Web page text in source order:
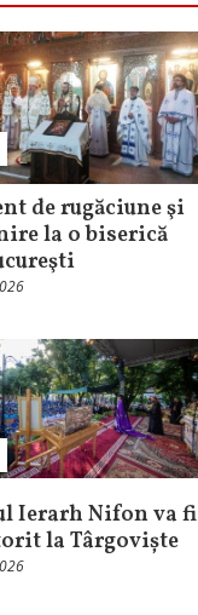
de rugăciune şi
la o biserică
Ierarh Nifon va fi
la Târgoviște